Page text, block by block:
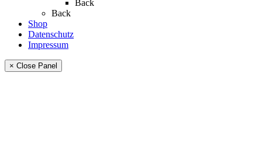
Back
Back
Shop
Datenschutz
Impressum
× Close Panel